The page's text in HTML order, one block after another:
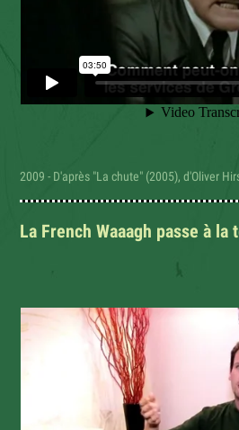
2009 - D'après "La chute" (2005), d'Oliver
La French Waaagh passe à la